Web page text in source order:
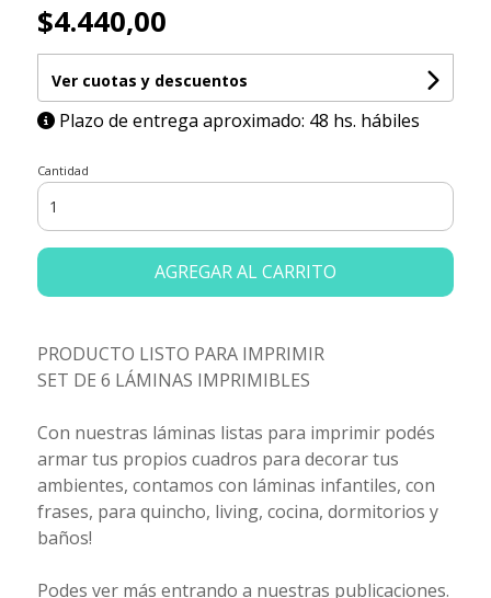
$4.440,00
Ver cuotas y descuentos
Plazo de entrega aproximado: 48 hs. hábiles
Cantidad
AGREGAR AL CARRITO
PRODUCTO LISTO PARA IMPRIMIR
SET DE 6 LÁMINAS IMPRIMIBLES
Con nuestras láminas listas para imprimir podés
armar tus propios cuadros para decorar tus
ambientes, contamos con láminas infantiles, con
frases, para quincho, living, cocina, dormitorios y
baños!
Podes ver más entrando a nuestras publicaciones.